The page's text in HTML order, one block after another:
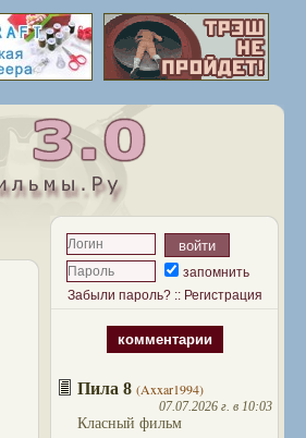
запомнить
Забыли пароль?:: Регистрация
комментарии
Пила 8 (Axxar1994)
07.07.2026 г. в 10:03
Класный фильм